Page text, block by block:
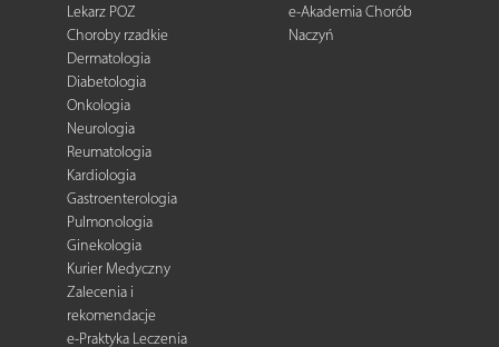
Lekarz POZ
Choroby rzadkie
Dermatologia
Diabetologia
Onkologia
Neurologia
Reumatologia
Kardiologia
Gastroenterologia
Pulmonologia
Ginekologia
Kurier Medyczny
Zalecenia i
rekomendacje
e-Praktyka Leczenia
e-Akademia Chorób
Naczyń